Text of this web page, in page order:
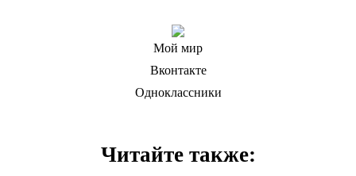
Мой мир
Вконтакте
Одноклассники
Читайте также: